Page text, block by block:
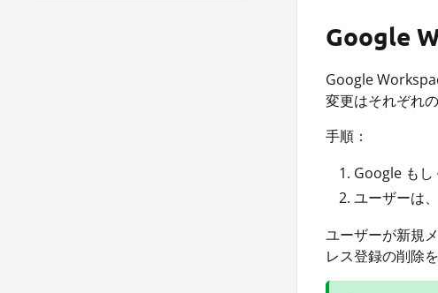
Google
Google
変更はそれぞれ
手順：
Google もし
ユーザーは
ユーザーが新規
レス登録の削除